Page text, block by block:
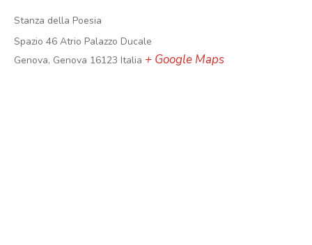
Stanza della Poesia
Spazio 46 Atrio Palazzo Ducale
Genova, Genova 16123 Italia + Google Maps